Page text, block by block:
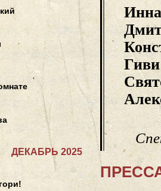
ДЕКАБРЬ 2025